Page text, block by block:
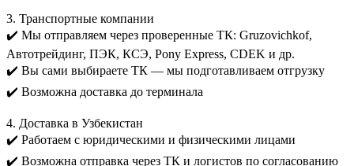
3. Транспортные компании
✔️ Мы отправляем через проверенные ТК: Gruzovichkof,
Автотрейдинг, ПЭК, КСЭ, Pony Express, CDEK и др.
✔️ Вы сами выбираете ТК — мы подготавливаем отгрузку
✔️ Возможна доставка до терминала
4. Доставка в Узбекистан
✔️ Работаем с юридическими и физическими лицами
✔️ Возможна отправка через ТК и логистов по согласованию